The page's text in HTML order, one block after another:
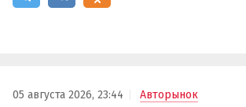
05 августа 2026, 23:44 Авторынок